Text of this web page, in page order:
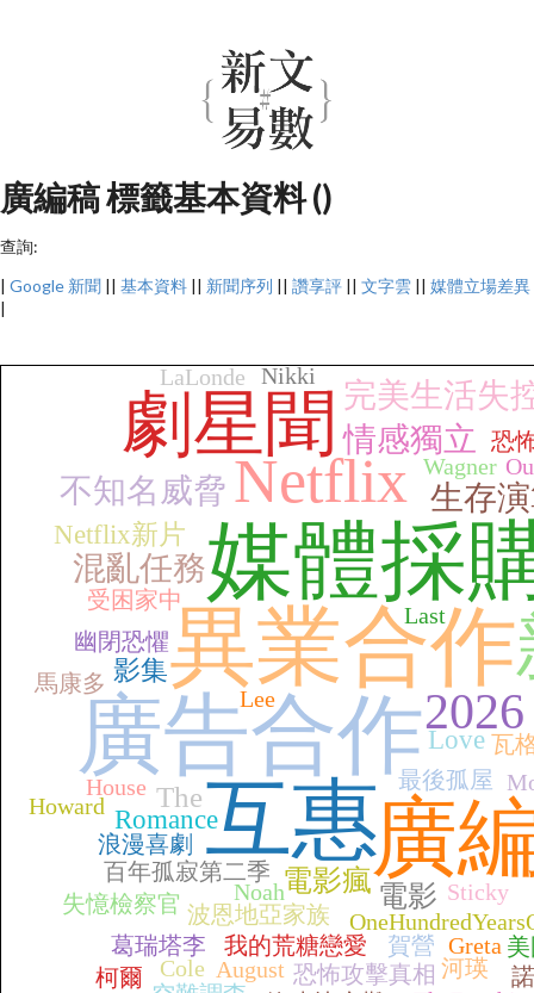
廣編稿 標籤基本資料 ()
查詢:
| Google 新聞 || 基本資料 || 新聞序列 || 讚享評 || 文字雲 || 媒體立場差異
|
互惠
廣告合作
廣
異業合作
媒體採
劇星聞
Netflix
2026
不知名威脅
生存
混亂任務
情感獨立
完美生活失
電影
The
電影瘋
Netflix新片
Romance
Love
影集
最後孤屋
Lee
瓦
Last
Wagner
恐
受困家中
幽閉恐懼
馬康多
Sticky
百年孤寂第二季
波恩地亞家族
浪漫喜劇
賀營 Greta
河瑛
失憶檢察官
我的荒糖戀愛
House
葛瑞塔李
恐怖攻擊真相
Nikki
LaLonde
Howard
Cole August
Noah
柯爾